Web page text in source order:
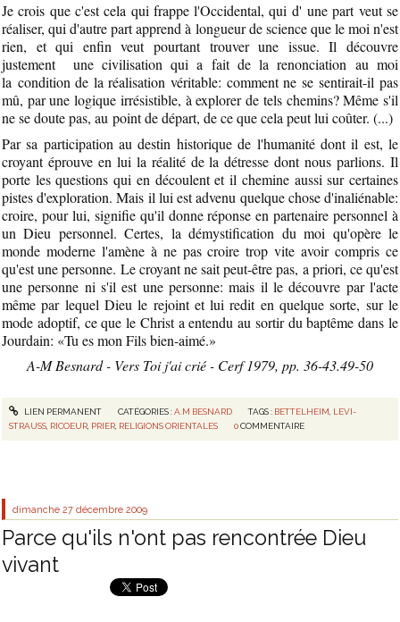
Je crois que c'est cela qui frappe l'Occidental, qui d' une part veut se
réaliser, qui d'autre part apprend à longueur de science que le moi n'est
rien, et qui enfin veut pourtant trouver une issue. Il découvre
justement une civilisation qui a fait de la renonciation au moi
la condition de la réalisation véritable: comment ne se sentirait-il pas
mû, par une logique irrésistible, à explorer de tels chemins? Même s'il
ne se doute pas, au point de départ, de ce que cela peut lui coûter. (...)
Par sa participation au destin historique de l'humanité dont il est, le
croyant éprouve en lui la réalité de la détresse dont nous parlions. Il
porte les questions qui en découlent et il chemine aussi sur certaines
pistes d'exploration. Mais il lui est advenu quelque chose d'inaliénable:
croire, pour lui, signifie qu'il donne réponse en partenaire personnel à
un Dieu personnel. Certes, la démystification du moi qu'opère le
monde moderne l'amène à ne pas croire trop vite avoir compris ce
qu'est une personne. Le croyant ne sait peut-être pas, a priori, ce qu'est
une personne ni s'il est une personne: mais il le découvre par l'acte
même par lequel Dieu le rejoint et lui redit en quelque sorte, sur le
mode adoptif, ce que le Christ a entendu au sortir du baptême dans le
Jourdain: «Tu es mon Fils bien-aimé.»
A-M Besnard - Vers Toi j'ai crié - Cerf 1979, pp. 36-43.49-50
LIEN PERMANENT CATÉGORIES :A.M BESNARD TAGS : BETTELHEIM LEVI-
STRAUSS RICOEUR PRIER RELIGIONS ORIENTALES 0 COMMENTAIRE
dimanche 27 décembre 2009
Parce qu'ils n'ont pas rencontrée Dieu
vivant